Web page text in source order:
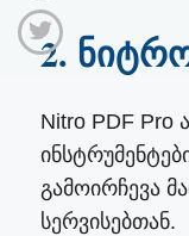
2.
Nitro PDF
გამოირჩევა
სერვისებთან.